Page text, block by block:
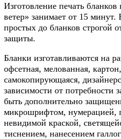
Изготовление печать
ветер» занимает от 15
простых до бланков строгой
защиты.
Бланки изготавливаются на
офсетная, мелованная,
самокопирующаяся,
зависимости от потребности
быть дополнительно
микрошрифтом, нумерацией,
невидимой краской,
тиснением, нанесением